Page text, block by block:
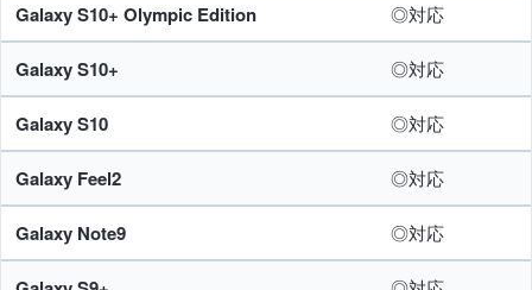
Galaxy S10+ Olympic Edition ◎対応
Galaxy S10+ ◎対応
Galaxy S10 ◎対応
Galaxy Feel2 ◎対応
Galaxy Note9 ◎対応